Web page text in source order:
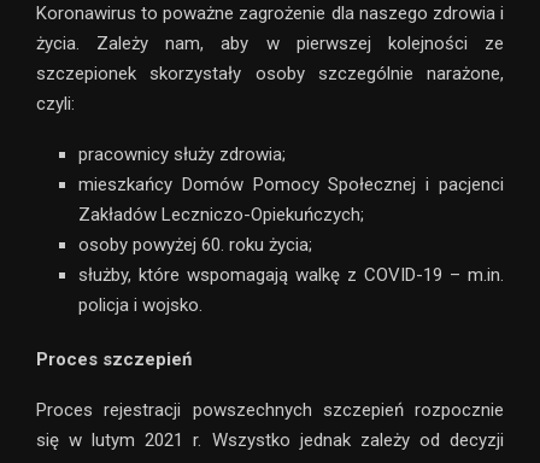
Koronawirus to poważne zagrożenie dla naszego zdrowia i
życia. Zależy nam, aby w pierwszej kolejności ze
szczepionek skorzystały osoby szczególnie narażone,
czyli:
pracownicy służy zdrowia;
mieszkańcy Domów Pomocy Społecznej i pacjenci
Zakładów Leczniczo-Opiekuńczych;
osoby powyżej 60. roku życia;
służby, które wspomagają walkę z COVID-19 – m.in.
policja i wojsko.
Proces szczepień
Proces rejestracji powszechnych szczepień rozpocznie
się w lutym 2021 r. Wszystko jednak zależy od decyzji